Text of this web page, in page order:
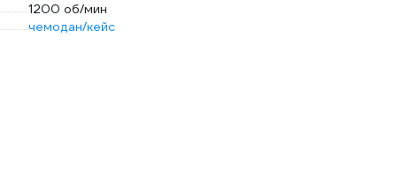
1200 об/мин
чемодан/кейс